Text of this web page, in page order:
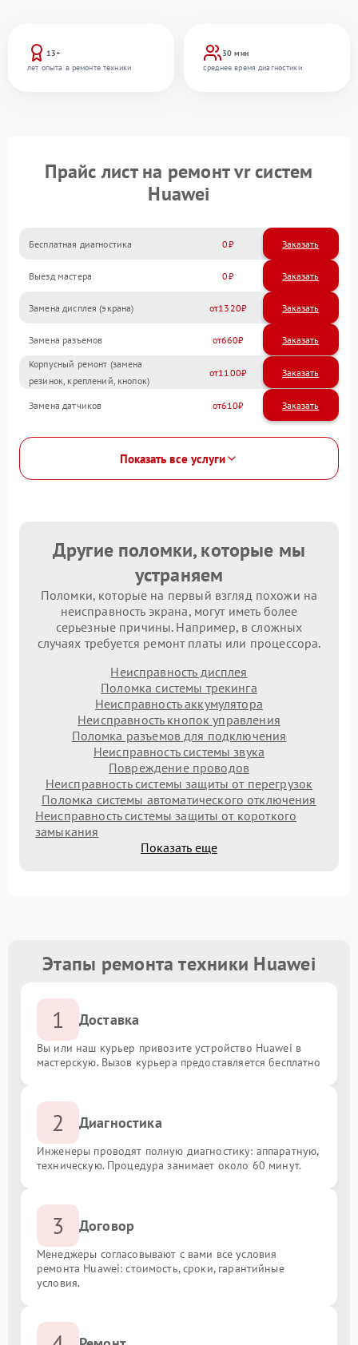
13+
лет опыта в ремонте техники
30 мин
среднее время диагностики
Прайс лист на ремонт vr систем
Huawei
Бесплатная диагностика 0 Заказать
Выезд мастера 0 Заказать
Замена дисплея (экрана) 1320
Замена разъемов 660
Корпусный ремонт (замена
резинок, креплений, кнопок)
1100
Замена датчиков 610
Показать все услуги
Другие поломки, которые мы
устраняем
Поломки, которые на первый взгляд похожи на
неисправность экрана, могут иметь более
серьезные причины. Например, в сложных
случаях требуется ремонт платы или процессора.
Неисправность дисплея
Поломка системы трекинга
Неисправность аккумулятора
Неисправность кнопок управления
Поломка разъемов для подключения
Неисправность системы звука
Повреждение проводов
Неисправность системы защиты от перегрузок
Поломка системы автоматического отключения
Неисправность системы защиты от короткого
замыкания
Показать еще
Этапы ремонта техники Huawei
1 Доставка
Вы или наш курьер привозите устройство Huawei в
мастерскую. Вызов курьера предоставляется бесплатно
2 Диагностика
Инженеры проводят полную диагностику: аппаратную,
техническую. Процедура занимает около 60 минут.
3 Договор
Менеджеры согласовывают с вами все условия
ремонта Huawei: стоимость, сроки, гарантийные
условия.